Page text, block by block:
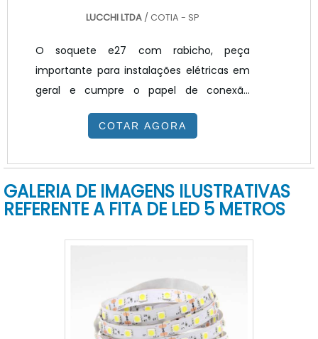
LUCCHI LTDA / COTIA - SP
O soquete e27 com rabicho, peça
importante para instalações elétricas em
geral e cumpre o papel de conexão
elétrica e mecânica dentro da luminária,
apesar de cumprir o mesmo papel. As
e dimensões iguais incandescentes e
halógenas, isso facilita a troca. Os
soquetes são em termoplástico,
ADICIONAIS SOBRE O PRODUTONesse
processo, a diferença de aplic.
COTAR AGORA
GALERIA DE IMAGENS ILUSTRATIVAS
REFERENTE A FITA DE LED 5 METROS